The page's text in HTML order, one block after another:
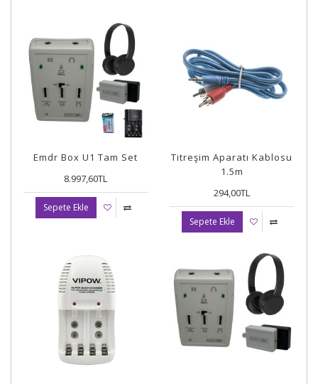
Emdr Box U1 Tam Set
8.997,60TL
Sepete Ekle
Titreşim Aparatı Kablosu
1.5m
294,00TL
Sepete Ekle